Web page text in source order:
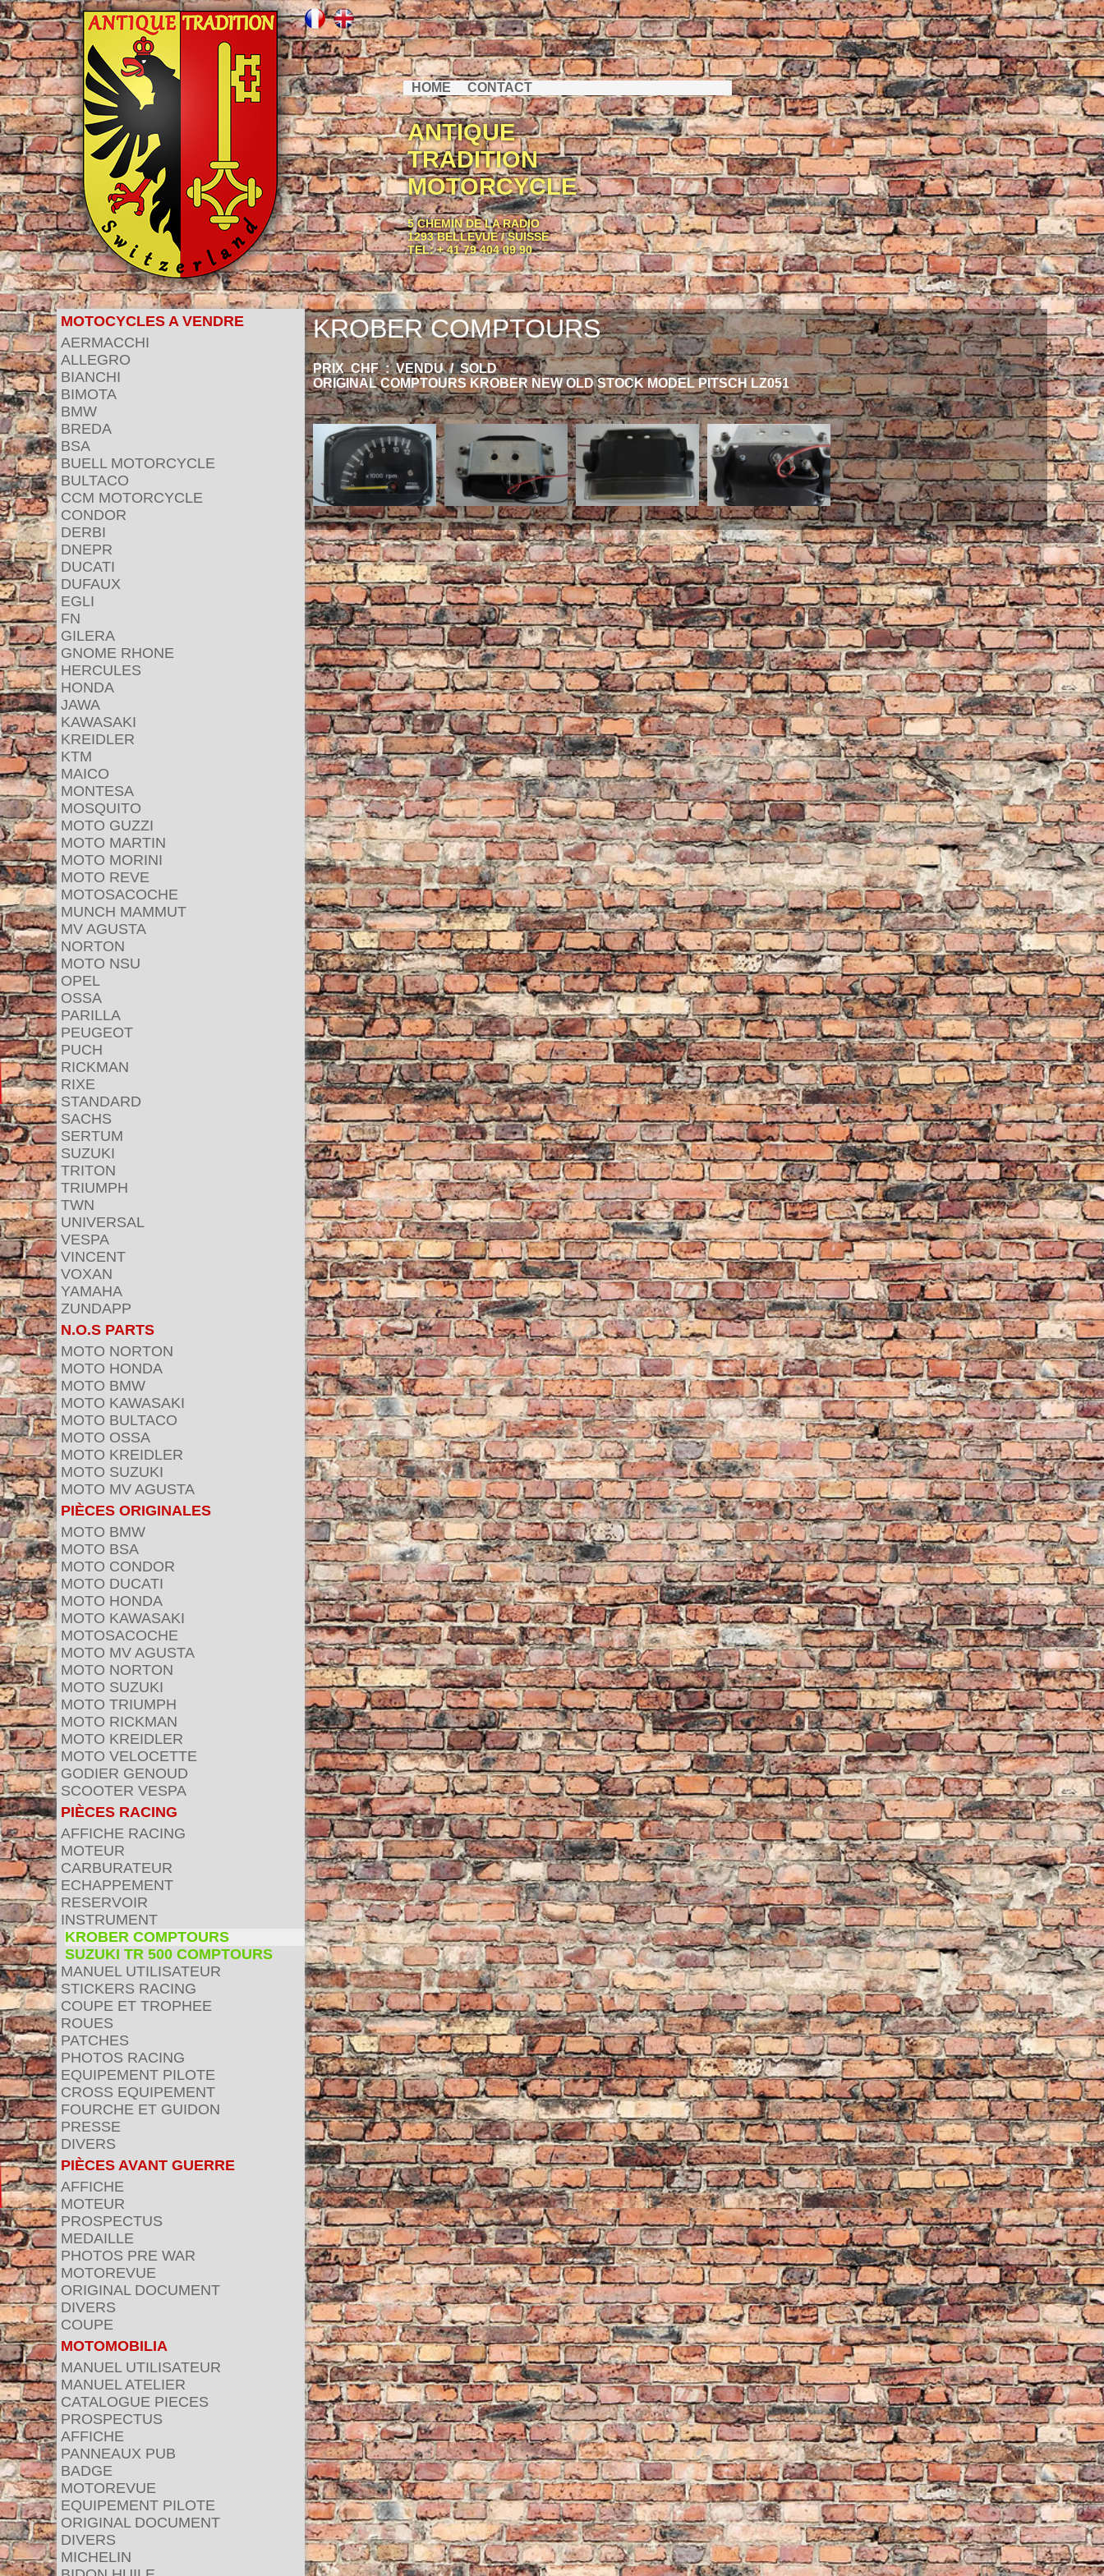
HOME CONTACT
ANTIQUE
TRADITION
MOTORCYCLE
5 CHEMIN DE LA RADIO
1293 BELLEVUE / SUISSE
TEL: + 41 79 404 09 90
MOTOCYCLES A VENDRE
AERMACCHI
ALLEGRO
BIANCHI
BIMOTA
BMW
BREDA
BSA
BUELL MOTORCYCLE
BULTACO
CCM MOTORCYCLE
CONDOR
DERBI
DNEPR
DUCATI
DUFAUX
EGLI
FN
GILERA
GNOME RHONE
HERCULES
HONDA
JAWA
KAWASAKI
KREIDLER
KTM
MAICO
MONTESA
MOSQUITO
MOTO GUZZI
MOTO MARTIN
MOTO MORINI
MOTO REVE
MOTOSACOCHE
MUNCH MAMMUT
MV AGUSTA
NORTON
MOTO NSU
OPEL
OSSA
PARILLA
PEUGEOT
PUCH
RICKMAN
RIXE
STANDARD
SACHS
SERTUM
SUZUKI
TRITON
TRIUMPH
TWN
UNIVERSAL
VESPA
VINCENT
VOXAN
YAMAHA
ZUNDAPP
N.O.S PARTS
MOTO NORTON
MOTO HONDA
MOTO BMW
MOTO KAWASAKI
MOTO BULTACO
MOTO OSSA
MOTO KREIDLER
MOTO SUZUKI
MOTO MV AGUSTA
PIÈCES ORIGINALES
MOTO BMW
MOTO BSA
MOTO CONDOR
MOTO DUCATI
MOTO HONDA
MOTO KAWASAKI
MOTOSACOCHE
MOTO MV AGUSTA
MOTO NORTON
MOTO SUZUKI
MOTO TRIUMPH
MOTO RICKMAN
MOTO KREIDLER
MOTO VELOCETTE
GODIER GENOUD
SCOOTER VESPA
PIÈCES RACING
AFFICHE RACING
MOTEUR
CARBURATEUR
ECHAPPEMENT
RESERVOIR
INSTRUMENT
KROBER COMPTOURS
SUZUKI TR 500 COMPTOURS
MANUEL UTILISATEUR
STICKERS RACING
COUPE ET TROPHEE
ROUES
PATCHES
PHOTOS RACING
EQUIPEMENT PILOTE
CROSS EQUIPEMENT
FOURCHE ET GUIDON
PRESSE
DIVERS
PIÈCES AVANT GUERRE
AFFICHE
MOTEUR
PROSPECTUS
MEDAILLE
PHOTOS PRE WAR
MOTOREVUE
ORIGINAL DOCUMENT
DIVERS
COUPE
MOTOMOBILIA
MANUEL UTILISATEUR
MANUEL ATELIER
CATALOGUE PIECES
PROSPECTUS
AFFICHE
PANNEAUX PUB
BADGE
MOTOREVUE
EQUIPEMENT PILOTE
ORIGINAL DOCUMENT
DIVERS
MICHELIN
KROBER COMPTOURS
PRIX CHF : VENDU / SOLD
ORIGINAL COMPTOURS KROBER NEW OLD STOCK MODEL PITSCH LZ051